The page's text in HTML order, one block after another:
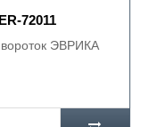
72011
ЭВРИКА